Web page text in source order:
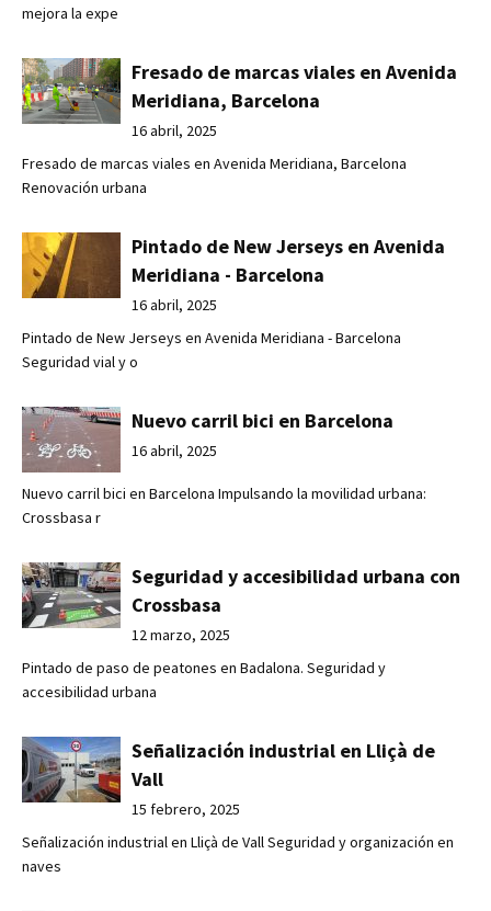
mejora la expe
Fresado de marcas viales en Avenida
Meridiana, Barcelona
16 abril, 2025
Fresado de marcas viales en Avenida Meridiana, Barcelona
Renovación urbana
Pintado de New Jerseys en Avenida
Meridiana - Barcelona
16 abril, 2025
Pintado de New Jerseys en Avenida Meridiana - Barcelona
Seguridad vial y o
Nuevo carril bici en Barcelona
16 abril, 2025
Nuevo carril bici en Barcelona Impulsando la movilidad urbana:
Crossbasa r
Seguridad y accesibilidad urbana con
Crossbasa
12 marzo, 2025
Pintado de paso de peatones en Badalona. Seguridad y
accesibilidad urbana
Señalización industrial en Lliçà de
Vall
15 febrero, 2025
Señalización industrial en Lliçà de Vall Seguridad y organización en
naves